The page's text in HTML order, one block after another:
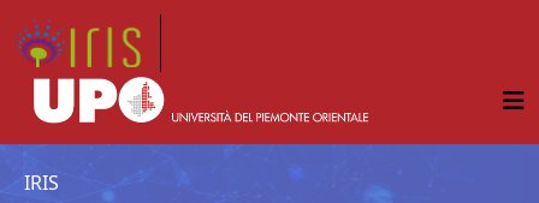
IRIS